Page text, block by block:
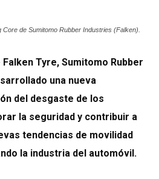
de Sumitomo Rubber Industries (Falken).
Tyre, Sumitomo Rubber
una nueva
del desgaste de los
la seguridad y contribuir a
tendencias de movilidad
la industria del automóvil.